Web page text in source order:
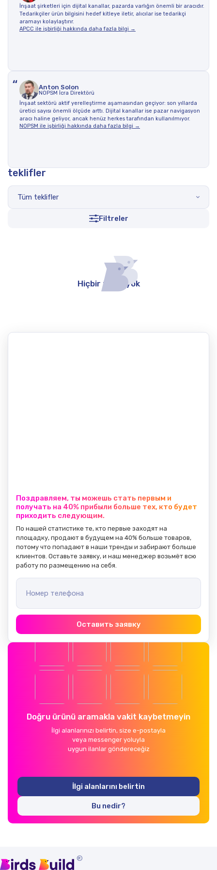
İnşaat şirketleri için dijital kanallar, pazarda varlığın önemli bir aracıdır.
Tedarikçiler ürün bilgisini hedef kitleye iletir, alıcılar ise tedarikçi
aramayı kolaylaştırır.
APCC ile işbirliği hakkında daha fazla bilgi →
“ Anton Solon
NOPSM İcra Direktörü
İnşaat sektörü aktif yerelleştirme aşamasından geçiyor: son yıllarda
üretici sayısı önemli ölçüde arttı. Dijital kanallar ise pazar navigasyon
aracı haline geliyor, ancak henüz herkes tarafından kullanılmıyor.
NOPSM ile işbirliği hakkında daha fazla bilgi →
teklifler
Tüm teklifler
Filtreler
Hiçbir teklif yok
Поздравляем, ты можешь стать первым и
получать на 40% прибыли больше тех, кто будет
приходить следующим.
По нашей статистике те, кто первые заходят на
площадку, продают в будущем на 40% больше товаров,
потому что попадают в наши тренды и забирают больше
клиентов. Оставьте заявку, и наш менеджер возьмёт всю
работу по размещению на себя.
Номер телефона
Оставить заявку
Doğru ürünü aramakla vakit kaybetmeyin
İlgi alanlarınızı belirtin, size e-postayla
veya messenger yoluyla
uygun ilanlar göndereceğiz
İlgi alanlarını belirtin
Bu nedir?
®